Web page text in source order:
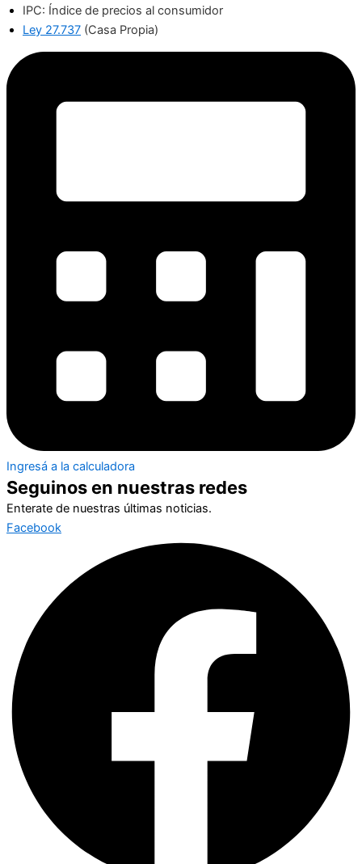
IPC: Índice de precios al consumidor
Ley 27.737 (Casa Propia)
Ingresá a la calculadora ​​
Seguinos en nuestras redes
Enterate de nuestras últimas noticias.
Facebook